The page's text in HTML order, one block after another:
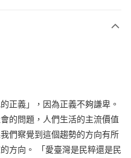
費
正義」，因為正義不夠謙卑。
的問題，人們生活的主流價值
們察覺到這個趨勢的方向有所
方向。 「愛臺灣是民粹還是民